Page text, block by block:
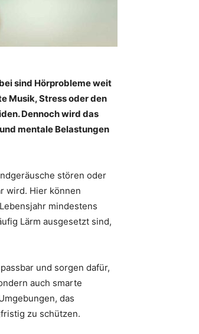
sind Hörprobleme weit
Musik, Stress oder den
Dennoch wird das
mentale Belastungen
stören oder
wird. Hier können
­mindestens
Lärm ausgesetzt sind,
und sorgen dafür,
auch smarte
das
zu schützen.